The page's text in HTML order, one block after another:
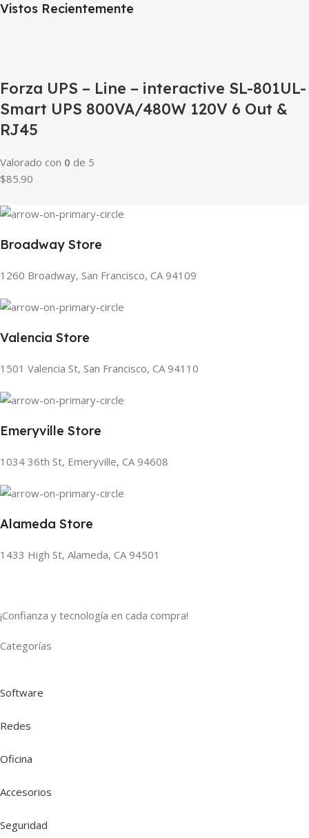
Vistos Recientemente
Forza UPS – Line – interactive SL-801UL-
Smart UPS 800VA/480W 120V 6 Out &
RJ45
Valorado con 0 de 5
$85.90
Broadway Store
1260 Broadway, San Francisco, CA 94109
Valencia Store
1501 Valencia St, San Francisco, CA 94110
Emeryville Store
1034 36th St, Emeryville, CA 94608
Alameda Store
1433 High St, Alameda, CA 94501
¡Confianza y tecnología en cada compra!
Categorías
Software
Redes
Oficina
Accesorios
Seguridad